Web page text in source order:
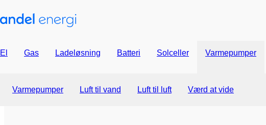
El Gas Ladeløsning Batteri Solceller Varmepumper
Varmepumper Luft til vand Luft til luft Værd at vide